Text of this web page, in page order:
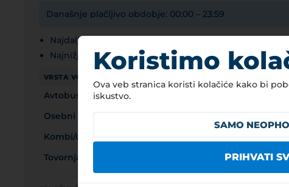
Današnje plačljivo obdobje: 00:00 – 23:59
Najdaljši čas parkiranja: -
Najnižja cena: 80 HUF
VRSTA VOZILA
Avtobus/avtodom
Osebni avtomobil
Kombi/dostavno vozilo (<3,5 t)
Tovornjak (>3,5t)
Koristimo
Ova veb stranica koristi kolačiće kako bi
iskustvo.
SAMO
PRIHVATI